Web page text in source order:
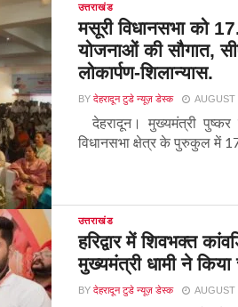
उत्तराखंड
मसूरी विधानसभा को
योजनाओं की सौगात,
लोकार्पण-शिलान्यास.
BY देहरादून टुडे न्यूज़ डेस्क AUGUST
देहरादून। मुख्यमंत्री पुष्कर
विधानसभा क्षेत्र के पुरुकुल में
उत्तराखंड
हरिद्वार में शिवभक्त
मुख्यमंत्री धामी ने
BY देहरादून टुडे न्यूज़ डेस्क AUGUST